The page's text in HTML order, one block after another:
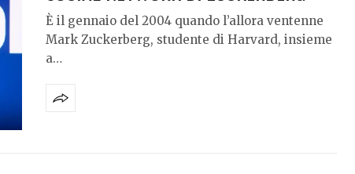
È il gennaio del 2004 quando l’allora ventenne
Mark Zuckerberg, studente di Harvard, insieme
a…